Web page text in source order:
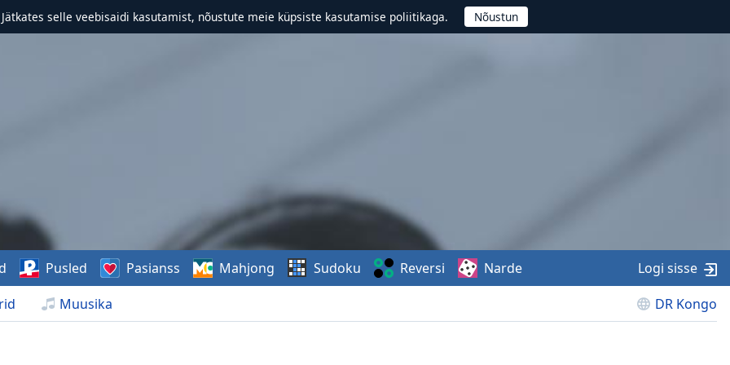
Jätkates selle veebisaidi kasutamist, nõustute meie küpsiste kasutamise poliitikaga.
Muusika DR Kongo
Pusled Pasianss Mahjong Sudoku Reversi Narde Logi sisse